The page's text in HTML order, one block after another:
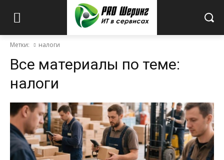
Метки: налоги
Все материалы по теме:
налоги